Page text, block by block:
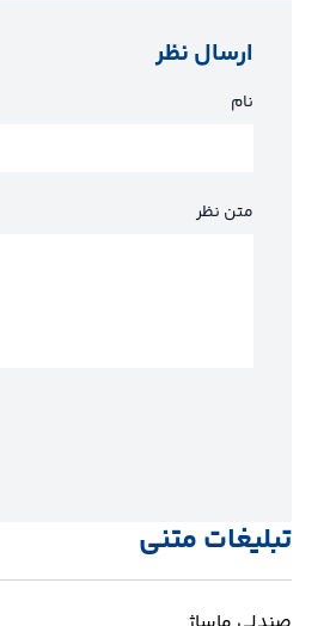
ارسال نظر
نام
متن نظر
تبلیغات متنی